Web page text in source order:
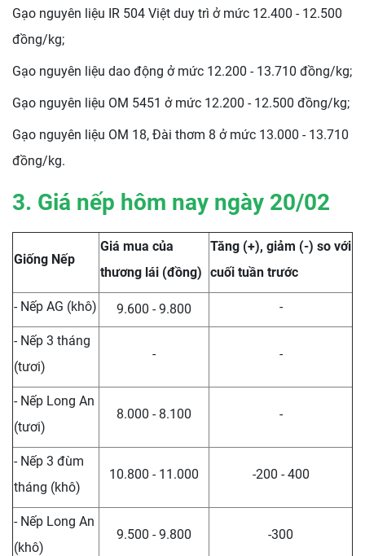
Gạo nguyên liệu IR 504 Việt duy trì ở mức 12.400 - 12.500
đồng/kg;
Gạo nguyên liệu dao động ở mức 12.200 - 13.710 đồng/kg;
Gạo nguyên liệu OM 5451 ở mức 12.200 - 12.500 đồng/kg;
Gạo nguyên liệu OM 18, Đài thơm 8 ở mức 13.000 - 13.710
đồng/kg.
3. Giá nếp hôm nay ngày 20/02
Giống Nếp
Giá mua của
thương lái (đồng)
Tăng (+), giảm (-) so với
cuối tuần trước
- Nếp AG (khô) 9.600 - 9.800 -
- Nếp 3 tháng
(tươi)
- -
- Nếp Long An
(tươi)
8.000 - 8.100 -
- Nếp 3 đùm
tháng (khô)
10.800 - 11.000 -200 - 400
- Nếp Long An
(khô)
9.500 - 9.800 -300